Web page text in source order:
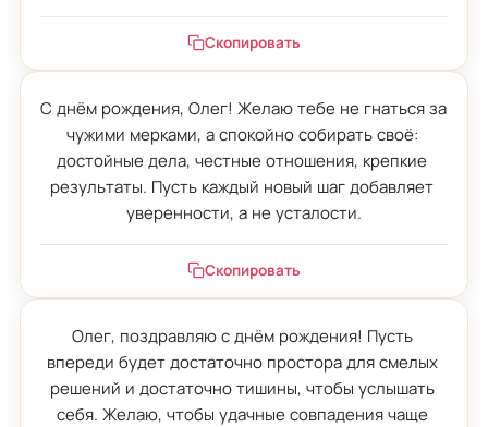
Скопировать
С днём рождения, Олег! Желаю тебе не гнаться за
чужими мерками, а спокойно собирать своё:
достойные дела, честные отношения, крепкие
результаты. Пусть каждый новый шаг добавляет
уверенности, а не усталости.
Скопировать
Олег, поздравляю с днём рождения! Пусть
впереди будет достаточно простора для смелых
решений и достаточно тишины, чтобы услышать
себя. Желаю, чтобы удачные совпадения чаще